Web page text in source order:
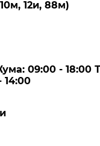
12и, 88м)
09:00 - 18:00
14:00